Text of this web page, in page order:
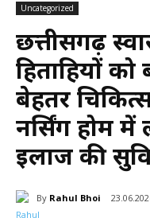
Uncategorized
छत्तीसगढ़
हितग्राहियों
बेहतर
नर्सिंग होम
इलाज की
By Rahul Bhoi